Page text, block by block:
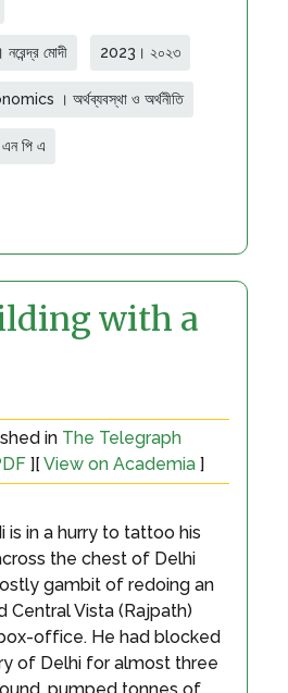
মোদী 2023। ২০২৩
। অর্থব্যবস্থা ও অর্থনীতি
পি এ
with a
in The Telegraph
][ View on Academia ]
is in a hurry to tattoo his
the chest of Delhi
gambit of redoing an
Central Vista (Rajpath)
office. He had blocked
of Delhi for almost three